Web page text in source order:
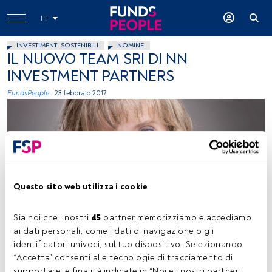
Questo sito web utilizza i cookie
Sia noi che i nostri 45 partner memorizziamo e accediamo
ai dati personali, come i dati di navigazione o gli
identificatori univoci, sul tuo dispositivo. Selezionando
“Accetta” consenti alle tecnologie di tracciamento di
IT
INVESTIMENTI SOSTENIBILI NOMINE
IL NUOVO TEAM SRI DI NN
INVESTMENT PARTNERS
FundsPeople . 23 febbraio 2017